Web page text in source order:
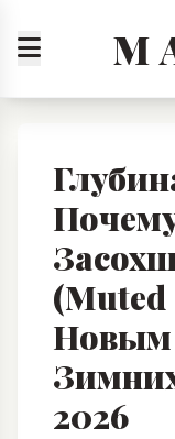
M
2026